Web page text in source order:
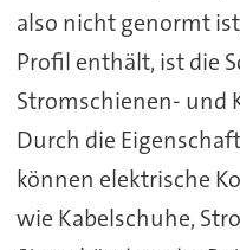
also nicht genormt
Profil enthält, ist die
Stromschienen- und
Durch die
können elektrische
wie Kabelschuhe,